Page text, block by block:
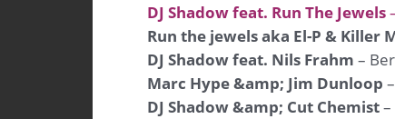
DJ Shadow feat. Run The Jewels
Run the jewels aka El-P & Killer
DJ Shadow feat. Nils Frahm –
Marc Hype &amp; Jim Dunloop
DJ Shadow &amp; Cut Chemist